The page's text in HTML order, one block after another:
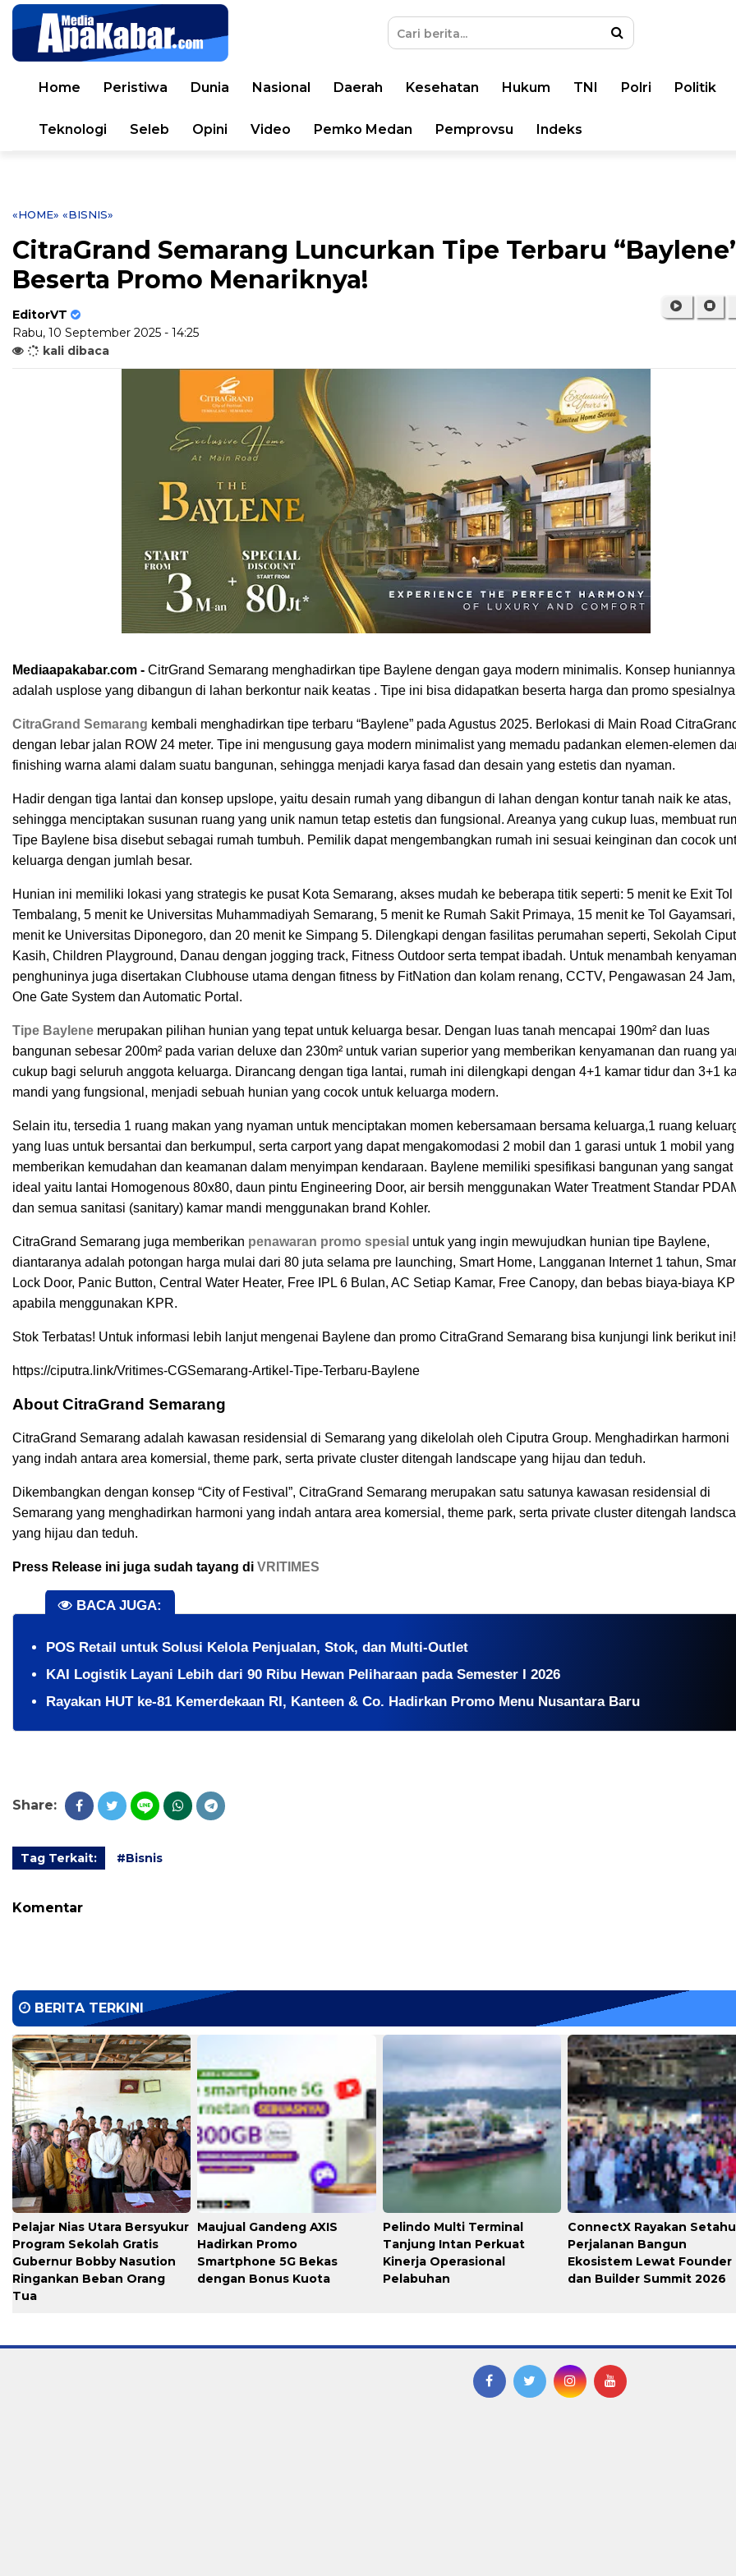
Home Peristiwa Dunia Nasional Daerah Kesehatan Hukum TNI Polri Politik
Teknologi Seleb Opini Video Pemko Medan Pemprovsu Indeks
«HOME» «BISNIS»
CitraGrand Semarang Luncurkan Tipe Terbaru
Beserta Promo Menariknya!
EditorVT
Rabu, 10 September 2025 - 14:25
kali dibaca
Mediaapakabar.com - CitrGrand Semarang menghadirkan tipe Baylene dengan gaya modern minimalis. Konsep huniannya
adalah usplose yang dibangun di lahan berkontur naik keatas . Tipe ini bisa didapatkan beserta harga dan promo
CitraGrand Semarang kembali menghadirkan tipe terbaru “Baylene” pada Agustus 2025. Berlokasi di Main Road
dengan lebar jalan ROW 24 meter. Tipe ini mengusung gaya modern minimalist yang memadu padankan elemen-elemen
finishing warna alami dalam suatu bangunan, sehingga menjadi karya fasad dan desain yang estetis dan nyaman.
Hadir dengan tiga lantai dan konsep upslope, yaitu desain rumah yang dibangun di lahan dengan kontur tanah naik ke atas,
sehingga menciptakan susunan ruang yang unik namun tetap estetis dan fungsional. Areanya yang cukup luas, membuat
Tipe Baylene bisa disebut sebagai rumah tumbuh. Pemilik dapat mengembangkan rumah ini sesuai keinginan dan cocok
keluarga dengan jumlah besar.
Hunian ini memiliki lokasi yang strategis ke pusat Kota Semarang, akses mudah ke beberapa titik seperti: 5 menit ke Exit Tol
Tembalang, 5 menit ke Universitas Muhammadiyah Semarang, 5 menit ke Rumah Sakit Primaya, 15 menit ke Tol
menit ke Universitas Diponegoro, dan 20 menit ke Simpang 5. Dilengkapi dengan fasilitas perumahan seperti, Sekolah
Kasih, Children Playground, Danau dengan jogging track, Fitness Outdoor serta tempat ibadah. Untuk menambah
penghuninya juga disertakan Clubhouse utama dengan fitness by FitNation dan kolam renang, CCTV, Pengawasan 24 Jam,
One Gate System dan Automatic Portal.
Tipe Baylene merupakan pilihan hunian yang tepat untuk keluarga besar. Dengan luas tanah mencapai 190m² dan luas
bangunan sebesar 200m² pada varian deluxe dan 230m² untuk varian superior yang memberikan kenyamanan dan ruang
cukup bagi seluruh anggota keluarga. Dirancang dengan tiga lantai, rumah ini dilengkapi dengan 4+1 kamar tidur dan 3+1
mandi yang fungsional, menjadi sebuah hunian yang cocok untuk keluarga modern.
Selain itu, tersedia 1 ruang makan yang nyaman untuk menciptakan momen kebersamaan bersama keluarga,1 ruang
yang luas untuk bersantai dan berkumpul, serta carport yang dapat mengakomodasi 2 mobil dan 1 garasi untuk 1 mobil yang
memberikan kemudahan dan keamanan dalam menyimpan kendaraan. Baylene memiliki spesifikasi bangunan yang sangat
ideal yaitu lantai Homogenous 80x80, daun pintu Engineering Door, air bersih menggunakan Water Treatment Standar
dan semua sanitasi (sanitary) kamar mandi menggunakan brand Kohler.
CitraGrand Semarang juga memberikan penawaran promo spesial untuk yang ingin mewujudkan hunian tipe Baylene,
diantaranya adalah potongan harga mulai dari 80 juta selama pre launching, Smart Home, Langganan Internet 1 tahun,
Lock Door, Panic Button, Central Water Heater, Free IPL 6 Bulan, AC Setiap Kamar, Free Canopy, dan bebas biaya-biaya
apabila menggunakan KPR.
Stok Terbatas! Untuk informasi lebih lanjut mengenai Baylene dan promo CitraGrand Semarang bisa kunjungi link berikut ini!
https://ciputra.link/Vritimes-CGSemarang-Artikel-Tipe-Terbaru-Baylene
About CitraGrand Semarang
CitraGrand Semarang adalah kawasan residensial di Semarang yang dikelolah oleh Ciputra Group. Menghadirkan harmoni
yang indah antara area komersial, theme park, serta private cluster ditengah landscape yang hijau dan teduh.
Dikembangkan dengan konsep “City of Festival”, CitraGrand Semarang merupakan satu satunya kawasan residensial di
Semarang yang menghadirkan harmoni yang indah antara area komersial, theme park, serta private cluster ditengah
yang hijau dan teduh.
Press Release ini juga sudah tayang di VRITIMES
BACA JUGA:
POS Retail untuk Solusi Kelola Penjualan, Stok, dan Multi-Outlet
KAI Logistik Layani Lebih dari 90 Ribu Hewan Peliharaan pada Semester I 2026
Rayakan HUT ke-81 Kemerdekaan RI, Kanteen & Co. Hadirkan Promo Menu Nusantara Baru
Share:
Tag Terkait: #Bisnis
Komentar
BERITA TERKINI
Pelajar Nias Utara Bersyukur
Program Sekolah Gratis
Gubernur Bobby Nasution
Ringankan Beban Orang
Tua
Maujual Gandeng AXIS
Hadirkan Promo
Smartphone 5G Bekas
dengan Bonus Kuota
Pelindo Multi Terminal
Tanjung Intan Perkuat
Kinerja Operasional
Pelabuhan
ConnectX Rayakan
Perjalanan Bangun
Ekosistem Lewat Founder
dan Builder Summit 2026